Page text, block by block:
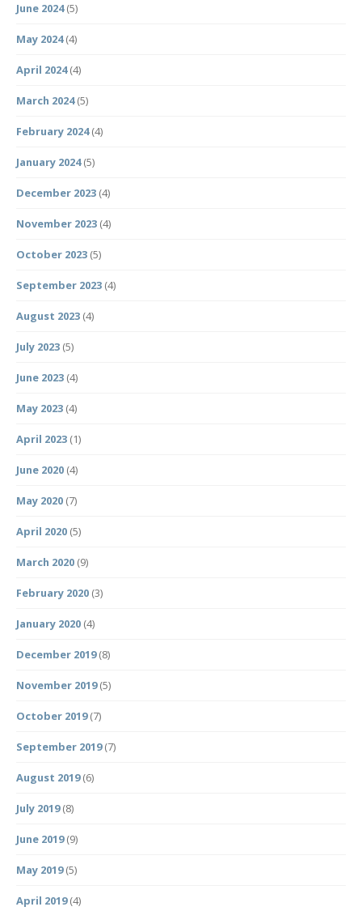
June 2024(5)
May 2024(4)
April 2024(4)
March 2024(5)
February 2024(4)
January 2024(5)
December 2023 (4)
November 2023 (4)
October 2023 (5)
September 2023 (4)
August 2023 (4)
July 2023 (5)
June 2023 (4)
May 2023 (4)
April 2023 (1)
June 2020 (4)
May 2020 (7)
April 2020 (5)
March 2020 (9)
February 2020 (3)
January 2020 (4)
December 2019(8)
November 2019(5)
October 2019(7)
September 2019(7)
August 2019(6)
July 2019(8)
June 2019(9)
May 2019(5)
April 2019(4)